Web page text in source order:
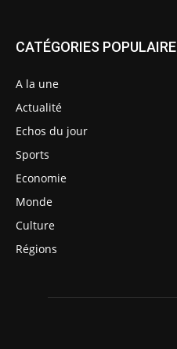
CATÉGORIES POPULAIRE
A la une
Actualité
Echos du jour
Sports
Economie
Monde
Culture
Régions